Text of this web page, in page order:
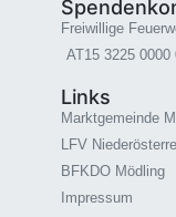
Freiwillige
AT15 3225 0000
Links
Marktgemeinde
LFV
BFKDO Mödling
Impressum